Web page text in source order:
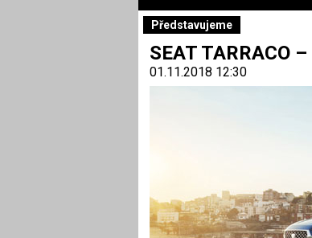
Představujeme
SEAT TARRACO
01.11.2018 12:30